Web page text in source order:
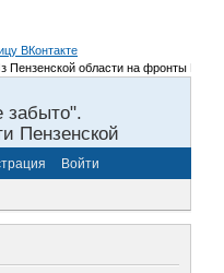
Пензенской области на фронты
забыто".
Пензенской
Войти